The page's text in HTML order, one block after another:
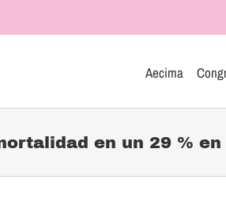
Aecima
en un 29 %